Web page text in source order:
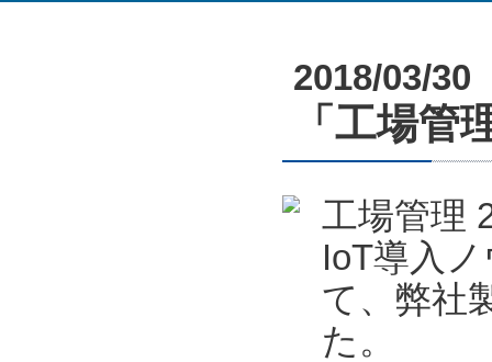
2018/03/30
「工場
工場管理
IoT導入
て、弊社
た。